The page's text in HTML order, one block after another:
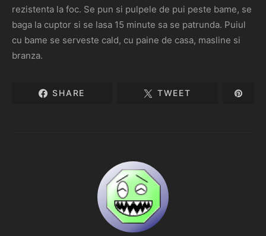
rezistenta la foc. Se pun si pulpele de pui peste bame, se
baga la cuptor si se lasa 15 minute sa se patrunda. Puiul
cu bame se serveste cald, cu paine de casa, masline si
branza.
SHARE TWEET